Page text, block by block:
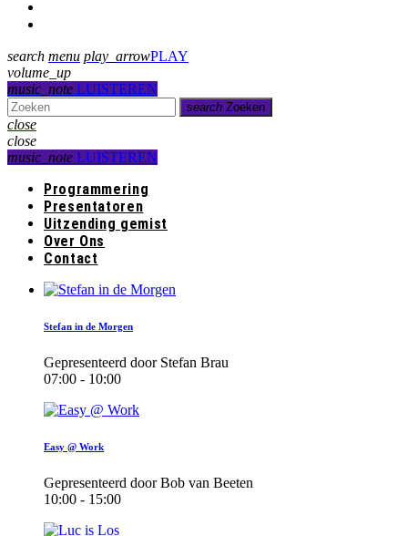
search menu play_arrowPLAY
volume_up
music_note LUISTEREN
search Zoeken
close
close
music_note LUISTEREN
Programmering
Presentatoren
Uitzending gemist
Over Ons
Contact
Stefan in de Morgen
Gepresenteerd door Stefan Brau
07:00 - 10:00
Easy @ Work
Gepresenteerd door Bob van Beeten
10:00 - 15:00